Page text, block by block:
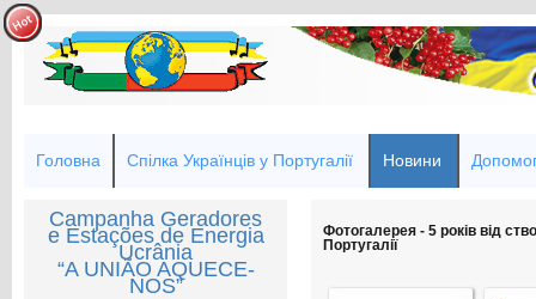
Головна Спілка Українців у Португалії Новини
Campanha Geradores
e Estações de Energia
Ucrânia
“A UNIÃO AQUECE-
NOS”
Фотогалерея - 5 років від
Португалії